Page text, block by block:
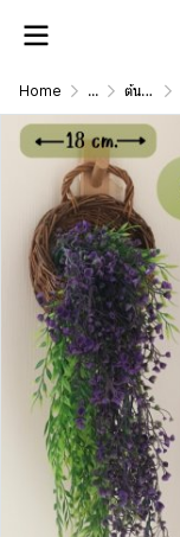
Home ... ต้นไม้ดอกไม้เลื้อยปลอม Artificial vine plant/ flower